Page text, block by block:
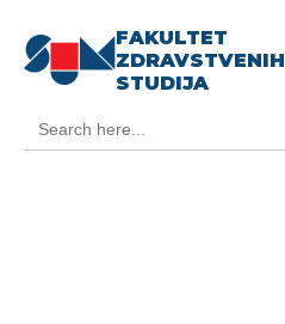
FAKULTET
ZDRAVSTVENIH
STUDIJA
for: